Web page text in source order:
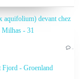
aquifolium) devant chez
Milhas - 31
…
Fjord - Groenland